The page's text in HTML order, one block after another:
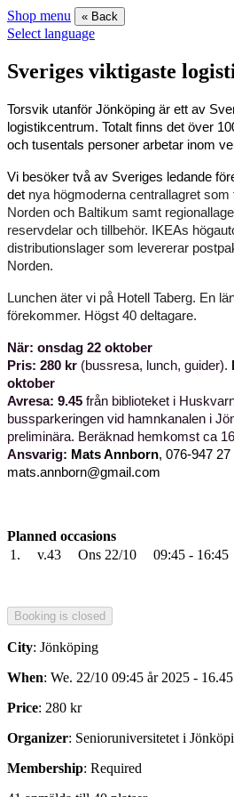
Shop menu « Back
Select language
Sveriges viktigaste
Torsvik utanför Jönköping är ett av
logistikcentrum. Totalt finns det över
och tusentals personer arbetar inom
Vi besöker två av Sveriges ledande
det nya högmoderna centrallagret
Norden och Baltikum samt
reservdelar och tillbehör.
IKEAs
distributionslager som levererar
Norden.
Lunchen äter vi på Hotell Taberg. En
förekommer. Högst 40 deltagare.
När: onsdag 22 oktober
Pris: 280 kr (bussresa, lunch, guider).
oktober
Avresa: 9.45 från biblioteket i
bussparkeringen vid hamnkanalen i
preliminära. Beräknad hemkomst ca
Ansvarig: Mats Annborn, 076-947 27
mats.annborn@gmail.com
Planned occasions
1.
v.43 Ons 22/10 09:45 - 16:45
City: Jönköping
When: We. 22/10 09:45 år 2025 - 16.45
Price: 280 kr
Organizer: Senioruniversitetet i
Membership: Required